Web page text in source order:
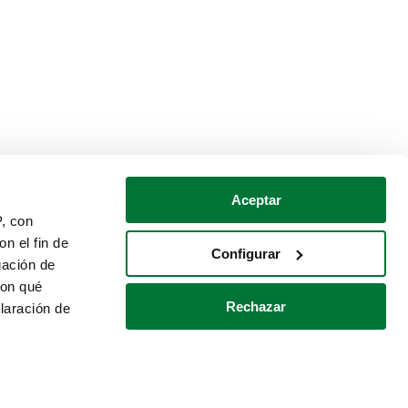
con
el fin de
de
qué
de
Aceptar
Configurar
Rechazar